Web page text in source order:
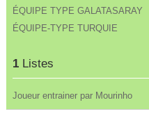
ÉQUIPE TYPE GALATASARAY
ÉQUIPE-TYPE TURQUIE
1 Listes
Joueur entrainer par Mourinho